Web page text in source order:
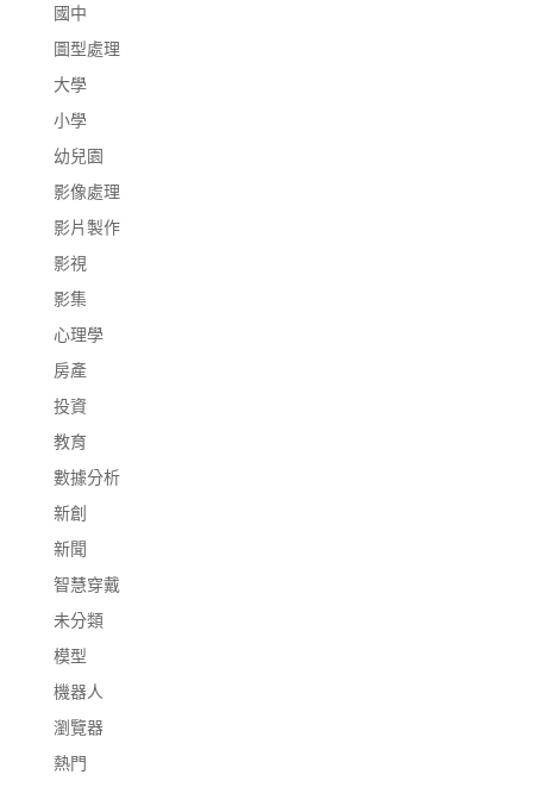
國中
圖型處理
大學
小學
幼兒園
影像處理
影片製作
影視
影集
心理學
房產
投資
教育
數據分析
新創
新聞
智慧穿戴
未分類
模型
機器人
瀏覽器
熱門